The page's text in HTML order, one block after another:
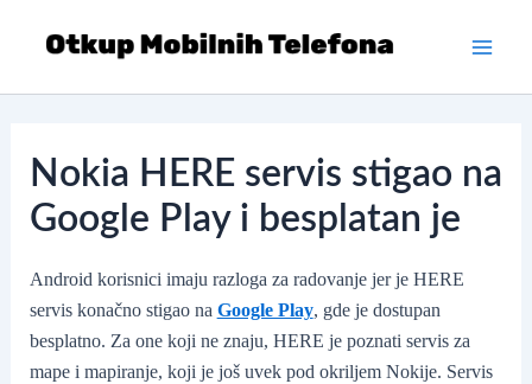
Nokia HERE servis stigao na
Google Play i besplatan je
Android korisnici imaju razloga za radovanje jer je HERE
servis konačno stigao na Google Play, gde je dostupan
besplatno. Za one koji ne znaju, HERE je poznati servis za
mape i mapiranje, koji je još uvek pod okriljem Nokije. Servis